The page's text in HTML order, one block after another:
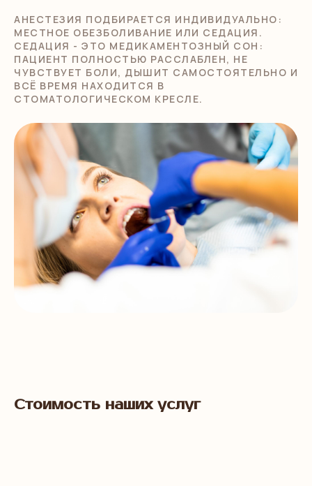
АНЕСТЕЗИЯ ПОДБИРАЕТСЯ ИНДИВИДУАЛЬНО:
МЕСТНОЕ ОБЕЗБОЛИВАНИЕ ИЛИ СЕДАЦИЯ.
СЕДАЦИЯ - ЭТО МЕДИКАМЕНТОЗНЫЙ СОН:
ПАЦИЕНТ ПОЛНОСТЬЮ РАССЛАБЛЕН, НЕ
ЧУВСТВУЕТ БОЛИ, ДЫШИТ САМОСТОЯТЕЛЬНО И
ВСЁ ВРЕМЯ НАХОДИТСЯ В
СТОМАТОЛОГИЧЕСКОМ КРЕСЛЕ.
Стоимость наших услуг